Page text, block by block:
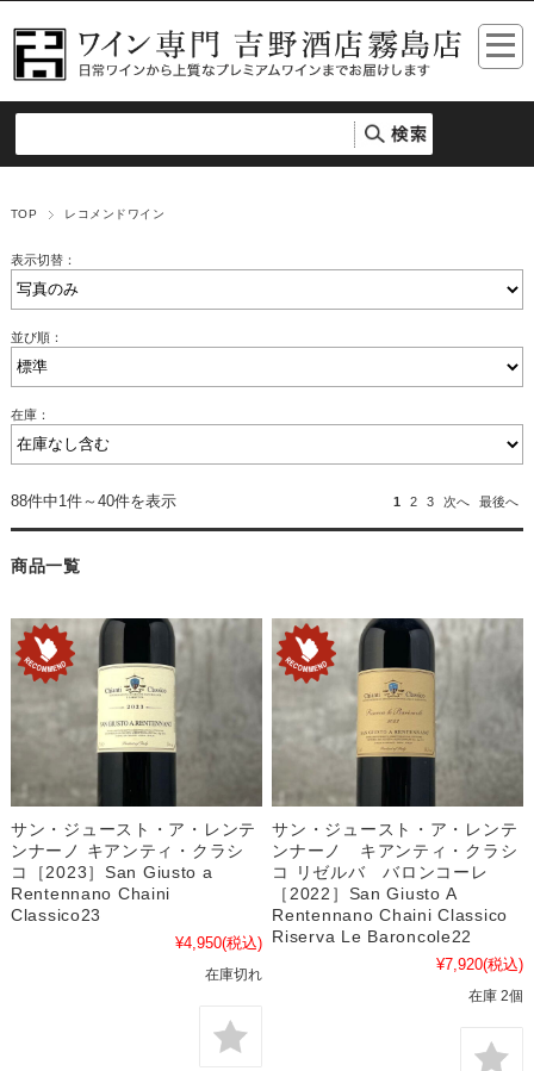
TOP レコメンドワイン
表示切替：
並び順：
在庫：
88件中1件～40件を表示 1 2 3 次へ 最後へ
商品一覧
サン・ジュースト・ア・レンテ
ンナーノ キアンティ・クラシ
コ［2023］San Giusto a
Rentennano Chaini
Classico23
¥4,950(税込)
在庫切れ
サン・ジュースト・ア・レンテ
ンナーノ キアンティ・クラシ
コ リゼルバ バロンコーレ
［2022］San Giusto A
Rentennano Chaini Classico
Riserva Le Baroncole22
¥7,920(税込)
在庫 2個